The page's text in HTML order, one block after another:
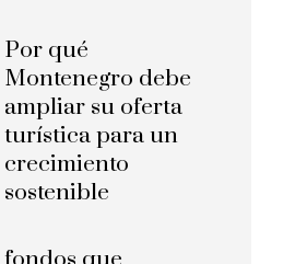
Por qué
Montenegro debe
ampliar su oferta
turística para un
crecimiento
sostenible